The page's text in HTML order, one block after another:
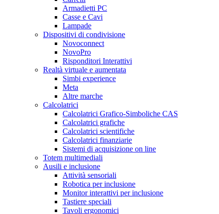
Armadietti PC
Casse e Cavi
Lampade
Dispositivi di condivisione
Novoconnect
NovoPro
Risponditori Interattivi
Realtà virtuale e aumentata
Simbi experience
Meta
Altre marche
Calcolatrici
Calcolatrici Grafico-Simboliche CAS
Calcolatrici grafiche
Calcolatrici scientifiche
Calcolatrici finanziarie
Sistemi di acquisizione on line
Totem multimediali
Ausili e inclusione
Attività sensoriali
Robotica per inclusione
Monitor interattivi per inclusione
Tastiere speciali
Tavoli ergonomici